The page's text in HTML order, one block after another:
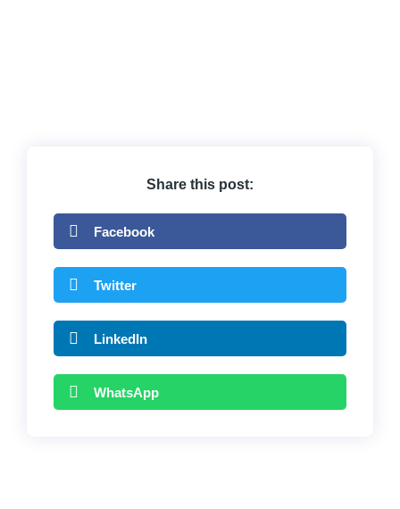
Share this post:
Facebook
Twitter
LinkedIn
WhatsApp